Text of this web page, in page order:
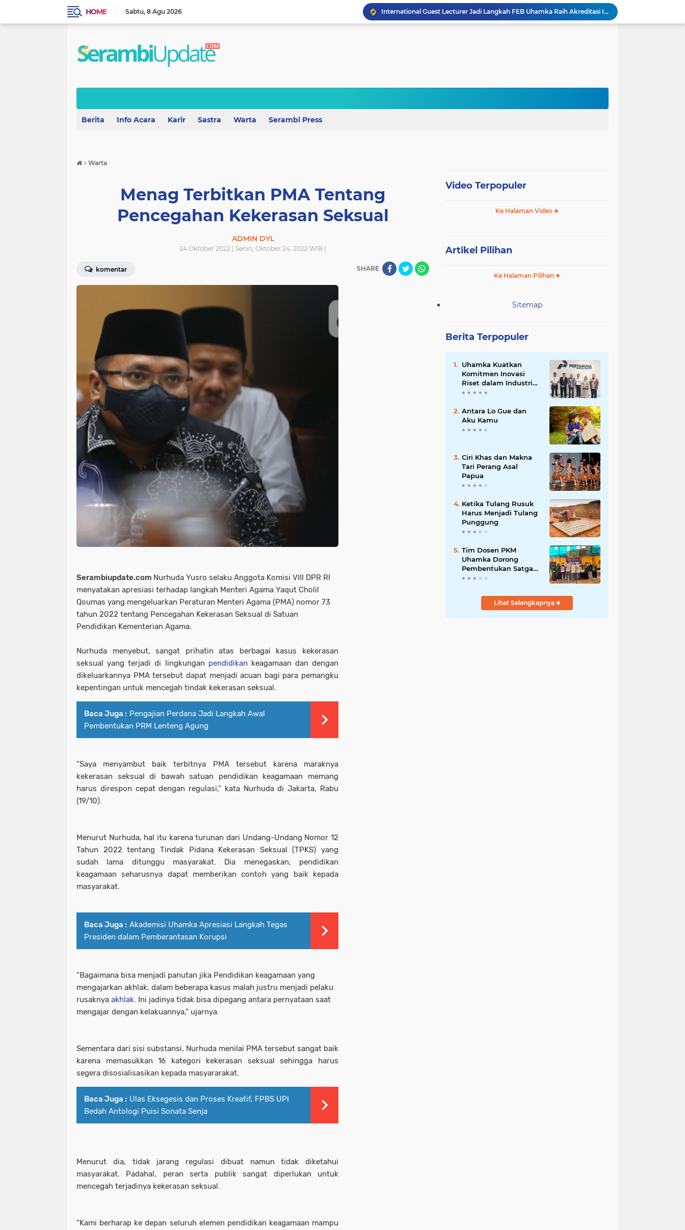
HOME Sabtu 8 Agu 2026
International Guest Lecturer Jadi Langkah FEB Uhamka Raih Akreditasi Internasional
Kemenag, Komdigi, dan Canva Bersinergi Perkuat Literasi Digital di Pendidikan Keagamaan
Rektor Uhamka Minta Dekan Baru Perkuat Akreditasi, SDM, dan Pengembangan FK
Berita Info Acara Karir Sastra Warta Serambi Press
› Warta
Menag Terbitkan PMA Tentang
Pencegahan Kekerasan Seksual
ADMIN DYL
24 Oktober 2022 | Senin, Oktober 24, 2022 WIB |
komentar SHARE
Serambiupdate.com Nurhuda Yusro selaku Anggota Komisi VIII DPR RI
menyatakan apresiasi terhadap langkah Menteri Agama Yaqut Cholil
Qoumas yang mengeluarkan Peraturan Menteri Agama (PMA) nomor 73
tahun 2022 tentang Pencegahan Kekerasan Seksual di Satuan
Pendidikan Kementerian Agama.
Nurhuda menyebut, sangat prihatin atas berbagai kasus kekerasan
seksual yang terjadi di lingkungan pendidikan keagamaan dan dengan
dikeluarkannya PMA tersebut dapat menjadi acuan bagi para pemangku
kepentingan untuk mencegah tindak kekerasan seksual.
Baca Juga : Pengajian Perdana Jadi Langkah Awal
Pembentukan PRM Lenteng Agung
"Saya menyambut baik terbitnya PMA tersebut karena maraknya
kekerasan seksual di bawah satuan pendidikan keagamaan memang
harus direspon cepat dengan regulasi," kata Nurhuda di Jakarta, Rabu
(19/10).
Menurut Nurhuda, hal itu karena turunan dari Undang-Undang Nomor 12
Tahun 2022 tentang Tindak Pidana Kekerasan Seksual (TPKS) yang
sudah lama ditunggu masyarakat. Dia menegaskan, pendidikan
keagamaan seharusnya dapat memberikan contoh yang baik kepada
masyarakat.
Baca Juga : Akademisi Uhamka Apresiasi Langkah Tegas
Presiden dalam Pemberantasan Korupsi
"Bagaimana bisa menjadi panutan jika Pendidikan keagamaan yang
mengajarkan akhlak, dalam beberapa kasus malah justru menjadi pelaku
rusaknya akhlak. Ini jadinya tidak bisa dipegang antara pernyataan saat
mengajar dengan kelakuannya," ujarnya.
Sementara dari sisi substansi, Nurhuda menilai PMA tersebut sangat baik
karena memasukkan 16 kategori kekerasan seksual sehingga harus
segera disosialisasikan kepada masyararakat.
Baca Juga : Ulas Eksegesis dan Proses Kreatif, FPBS UPI
Bedah Antologi Puisi Sonata Senja
Menurut dia, tidak jarang regulasi dibuat namun tidak diketahui
masyarakat. Padahal, peran serta publik sangat diperlukan untuk
mencegah terjadinya kekerasan seksual.
"Kami berharap ke depan seluruh elemen pendidikan keagamaan mampu
Video Terpopuler
Ke Halaman Video
Artikel Pilihan
Ke Halaman Pilihan
Sitemap
Berita Terpopuler
Uhamka Kuatkan
Komitmen Inovasi
Riset dalam Industri
dengan PT. Pertamina
Antara Lo Gue dan
Aku Kamu
Ciri Khas dan Makna
Tari Perang Asal
Papua
Ketika Tulang Rusuk
Harus Menjadi Tulang
Punggung
Tim Dosen PKM
Uhamka Dorong
Pembentukan Satgas
Anti-Bullying di
Lihat Selengkapnya